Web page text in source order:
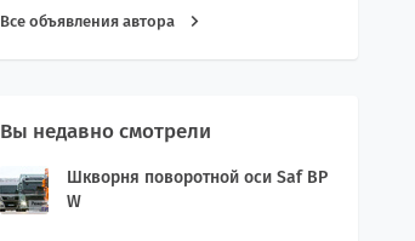
Все объявления автора
Вы недавно смотрели
Шкворня поворотной оси Saf BP
W